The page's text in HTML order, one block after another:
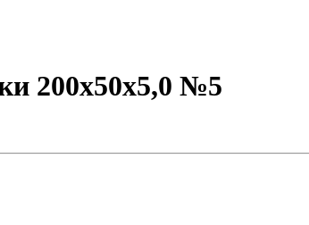
200х50х5,0 №5